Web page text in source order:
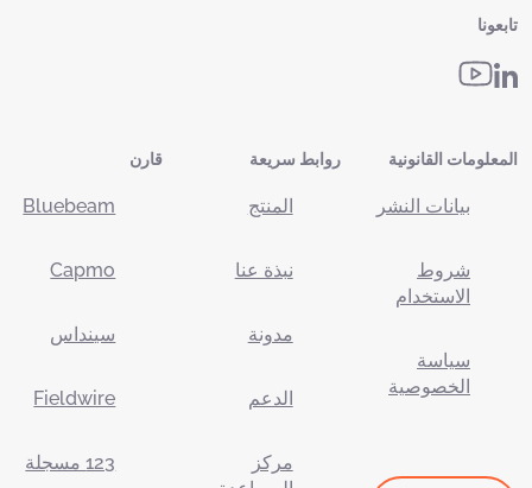
تابعونا
المعلومات القانونية
بيانات النشر
شروط
الاستخدام
سياسة
الخصوصية
روابط سريعة
المنتج
نبذة عنا
مدونة
الدعم
مركز
قارن
Bluebeam
Capmo
سينداس
Fieldwire
123 مسجلة